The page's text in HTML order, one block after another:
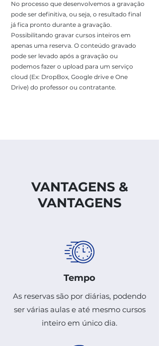
No processo que desenvolvemos a gravação
pode ser definitiva, ou seja, o resultado final
já fica pronto durante a gravação.
Possibilitando gravar cursos inteiros em
apenas uma reserva. O conteúdo gravado
pode ser levado após a gravação ou
podemos fazer o upload para um serviço
cloud (Ex: DropBox, Google drive e One
Drive) do professor ou contratante.
VANTAGENS &
VANTAGENS
Tempo
As reservas são por diárias, podendo
ser várias aulas e até mesmo cursos
inteiro em único dia.